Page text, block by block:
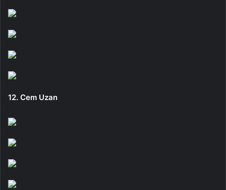
12. Cem Uzan